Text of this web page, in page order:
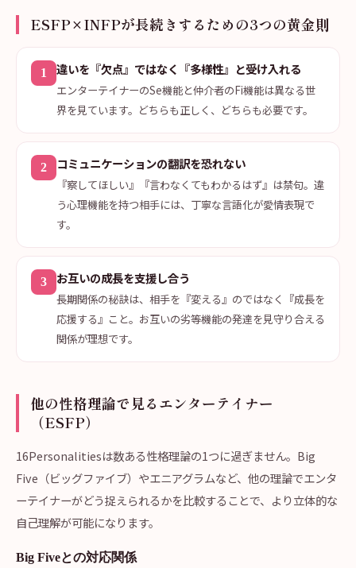
ESFP×INFPが長続きするための3つの黄金則
1 違いを『欠点』ではなく『多様性』と受け入れる
エンターテイナーのSe機能と仲介者のFi機能は異なる世
界を見ています。どちらも正しく、どちらも必要です。
2 コミュニケーションの翻訳を恐れない
『察してほしい』『言わなくてもわかるはず』は禁句。違
う心理機能を持つ相手には、丁寧な言語化が愛情表現で
す。
3 お互いの成長を支援し合う
長期関係の秘訣は、相手を『変える』のではなく『成長を
応援する』こと。お互いの劣等機能の発達を見守り合える
関係が理想です。
他の性格理論で見るエンターテイナー
（ESFP）
16Personalitiesは数ある性格理論の1つに過ぎません。Big
Five（ビッグファイブ）やエニアグラムなど、他の理論でエンタ
ーテイナーがどう捉えられるかを比較することで、より立体的な
自己理解が可能になります。
Big Fiveとの対応関係